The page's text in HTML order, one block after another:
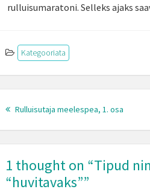
rulluisumaratoni. Selleks ajaks
Kategooriata
navigation
Rulluisutaja meelespea, 1. osa
1 thought on “Tipud
“huvitavaks””